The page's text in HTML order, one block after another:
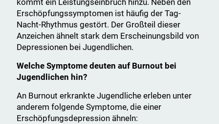
kommt ein Leistungseinbruch hinzu. Neben den
Erschöpfungssymptomen ist häufig der Tag-
Nacht-Rhythmus gestört. Der Großteil dieser
Anzeichen ähnelt stark dem Erscheinungsbild von
Depressionen bei Jugendlichen.
Welche Symptome deuten auf Burnout bei
Jugendlichen hin?
An Burnout erkrankte Jugendliche erleben unter
anderem folgende Symptome, die einer
Erschöpfungsdepression ähneln: